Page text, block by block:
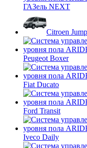
ГАЗель NEXT
Citroen
Peugeot Boxer
Fiat Ducato
Ford Transit
Iveco Daily